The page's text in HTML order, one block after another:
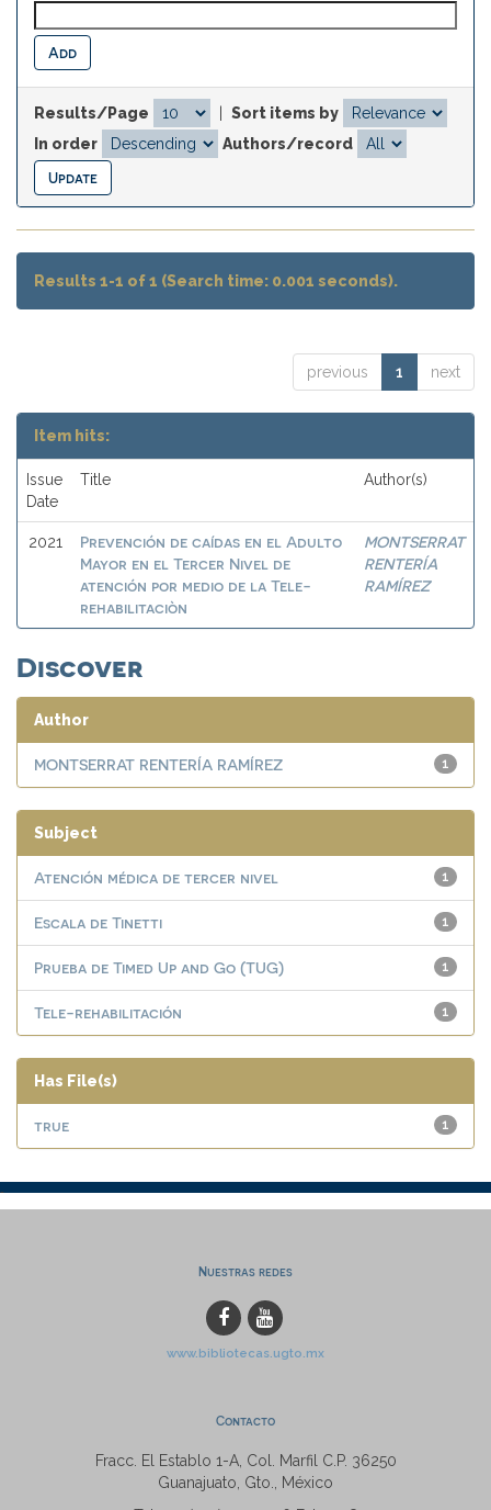
Results/Page
Sort items by
In order
Authors/record
Results 1-1 of 1 (Search time: 0.001 seconds).
previous 1 next
Item hits:
Issue
Date
Title Author(s)
2021
Prevención de caídas en el Adulto
Mayor en el Tercer Nivel de
atención por medio de la Tele-
rehabilitaciòn
MONTSERRAT
RENTERÍA
RAMÍREZ
Discover
Author
1
MONTSERRAT RENTERÍA RAMÍREZ
Subject
1
Atención médica de tercer nivel
1
Escala de Tinetti
1
Prueba de Timed Up and Go (TUG)
1
Tele-rehabilitación
Has File(s)
1
true
Nuestras redes
www.bibliotecas.ugto.mx
Contacto
Fracc. El Establo 1-A, Col. Marfil C.P. 36250
Guanajuato, Gto., México